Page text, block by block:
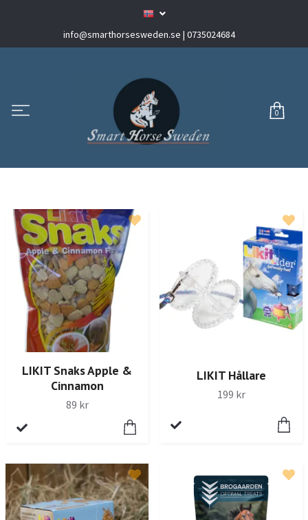
info@smarthorsesweden.se | 0735024684
0
LIKIT Snaks Apple &
Cinnamon
89 kr
LIKIT Hållare
199 kr